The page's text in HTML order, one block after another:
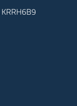
KRRH6B9